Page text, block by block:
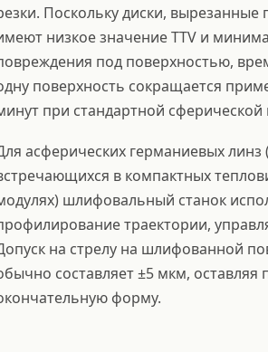
Поскольку диски, вырезанные
низкое значение TTV и
под поверхностью,
поверхность сокращается
при стандартной сферической
асферических германиевых линз
в компактных
шлифовальный станок
траектории,
на стрелу на шлифованной
составляет ±5 мкм,
форму.